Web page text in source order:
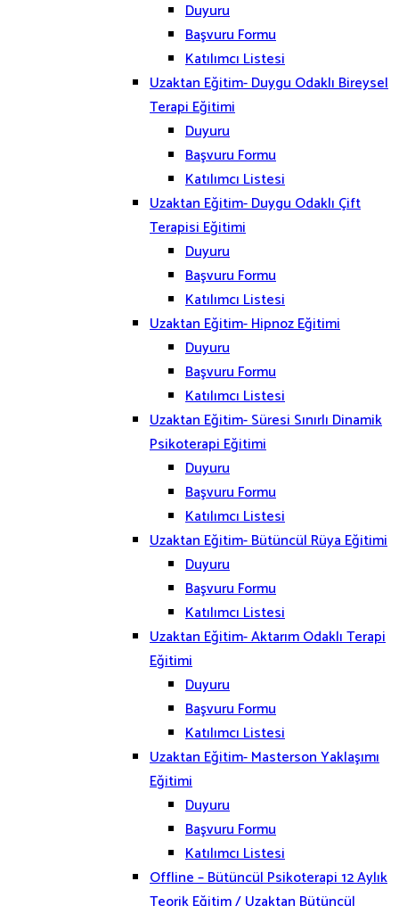
Duyuru
Başvuru Formu
Katılımcı Listesi
Uzaktan Eğitim- Duygu Odaklı Bireysel
Terapi Eğitimi
Duyuru
Başvuru Formu
Katılımcı Listesi
Uzaktan Eğitim- Duygu Odaklı Çift
Terapisi Eğitimi
Duyuru
Başvuru Formu
Katılımcı Listesi
Uzaktan Eğitim- Hipnoz Eğitimi
Duyuru
Başvuru Formu
Katılımcı Listesi
Uzaktan Eğitim- Süresi Sınırlı Dinamik
Psikoterapi Eğitimi
Duyuru
Başvuru Formu
Katılımcı Listesi
Uzaktan Eğitim- Bütüncül Rüya Eğitimi
Duyuru
Başvuru Formu
Katılımcı Listesi
Uzaktan Eğitim- Aktarım Odaklı Terapi
Eğitimi
Duyuru
Başvuru Formu
Katılımcı Listesi
Uzaktan Eğitim- Masterson Yaklaşımı
Eğitimi
Duyuru
Başvuru Formu
Katılımcı Listesi
Offline – Bütüncül Psikoterapi 12 Aylık